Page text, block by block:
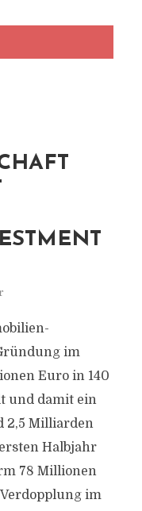
im
Euro in 140
und damit ein
2,5 Milliarden
Halbjahr
78 Millionen
im